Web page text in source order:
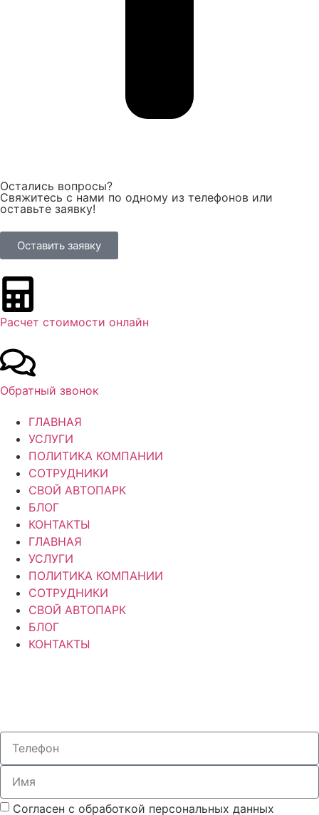
Остались вопросы?
Свяжитесь с нами по одному из телефонов или
оставьте заявку!
Оставить заявку
Расчет стоимости онлайн
Обратный звонок
ГЛАВНАЯ
УСЛУГИ
ПОЛИТИКА КОМПАНИИ
СОТРУДНИКИ
СВОЙ АВТОПАРК
БЛОГ
КОНТАКТЫ
ГЛАВНАЯ
УСЛУГИ
ПОЛИТИКА КОМПАНИИ
СОТРУДНИКИ
СВОЙ АВТОПАРК
БЛОГ
КОНТАКТЫ
Согласен с обработкой персональных данных